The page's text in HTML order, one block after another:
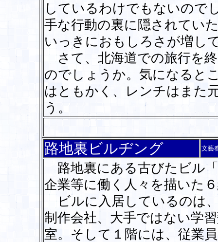
しているわけでもないので
手な行動の裏に隠されてい
いっきにおもしろさが増し
さて、北海道での旅行を
のでしょうか。気になると
はともかく、レンチはまた
う。
路地裏ビルヂング 文藝
路地裏にある古びたビル
企業等に働く人々を描いた
ビルに入居しているのは
制作会社、大手ではない学
室。そして１階には、従業